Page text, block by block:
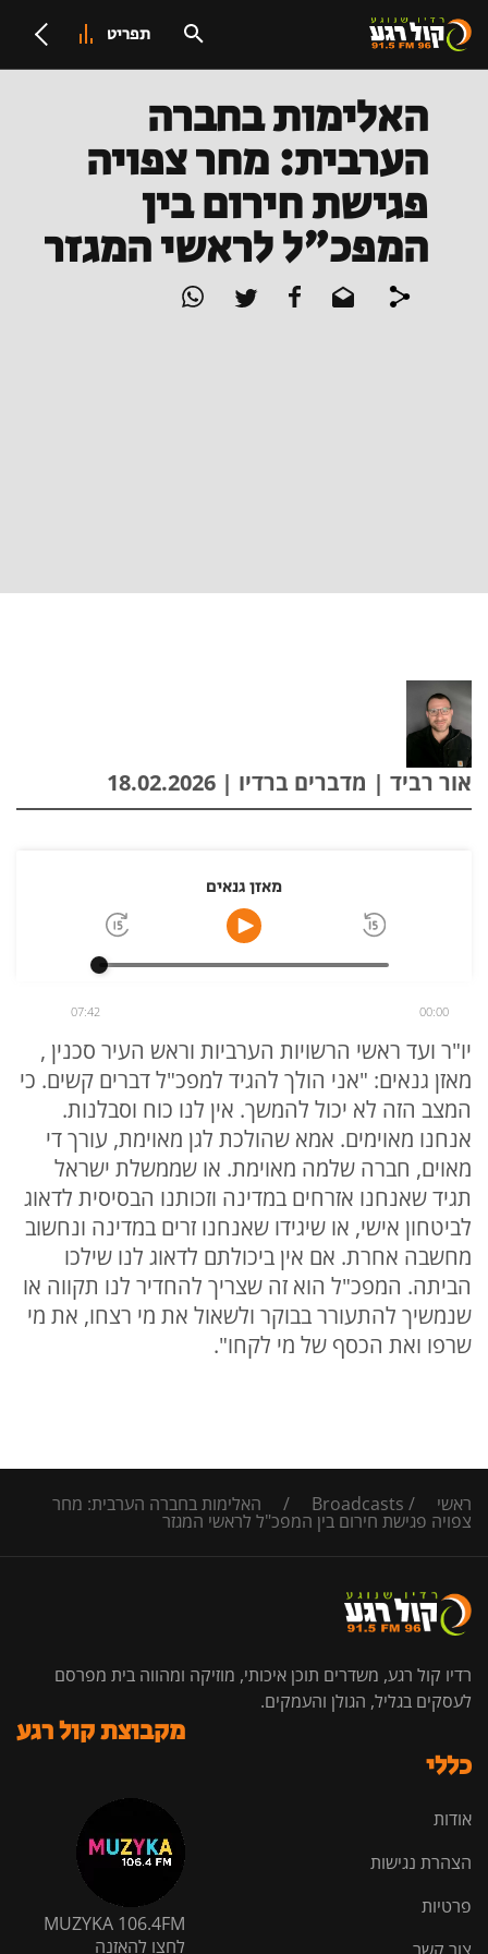
תפריט
האלימות בחברה
הערבית: מחר צפויה
פגישת חירום בין
המפכ"ל לראשי המגזר
אור רביד | מדברים ברדיו | 18.02.2026
מאזן גנאים
00:00
07:42
יו"ר ועד ראשי הרשויות הערביות וראש העיר סכנין ,
מאזן גנאים: "אני הולך להגיד למפכ"ל דברים קשים. כי
המצב הזה לא יכול להמשך. אין לנו כוח וסבלנות.
אנחנו מאוימים. אמא שהולכת לגן מאוימת, עורך די
מאוים, חברה שלמה מאוימת. או שממשלת ישראל
תגיד שאנחנו אזרחים במדינה וזכותנו הבסיסית לדאוג
לביטחון אישי, או שיגידו שאנחנו זרים במדינה ונחשוב
מחשבה אחרת. אם אין ביכולתם לדאוג לנו שילכו
הביתה. המפכ"ל הוא זה שצריך להחדיר לנו תקווה או
שנמשיך להתעורר בבוקר ולשאול את מי רצחו, את מי
שרפו ואת הכסף של מי לקחו".
ראשי /
Broadcasts
/ האלימות בחברה הערבית: מחר
צפויה פגישת חירום בין המפכ"ל לראשי המגזר
רדיו קול רגע, משדרים תוכן איכותי, מוזיקה ומהווה בית מפרסם
לעסקים בגליל, הגולן והעמקים.
כללי
אודות
הצהרת נגישות
פרטיות
מקבוצת קול רגע
MUZYKA 106.4FM
לחצו להאזנה